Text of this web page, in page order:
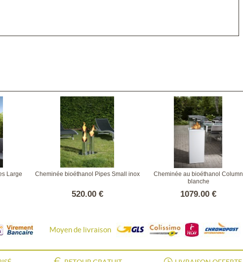
Large Cheminée bioéthanol Pipes Small inox
520.00 €
Cheminée au bioéthanol Column
blanche
1079.00 €
Moyen de livraison